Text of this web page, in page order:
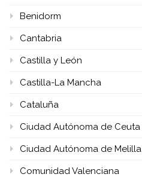
Benidorm
Cantabria
Castilla y León
Castilla-La Mancha
Cataluña
Ciudad Autónoma de Ceuta
Ciudad Autónoma de Melilla
Comunidad Valenciana